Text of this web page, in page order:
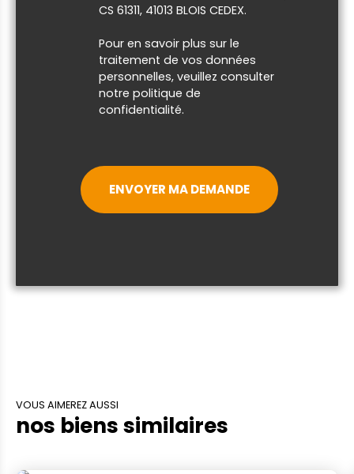
CS 61311, 41013 BLOIS CEDEX.
Pour en savoir plus sur le
traitement de vos données
personnelles, veuillez consulter
notre politique de
confidentialité.
ENVOYER MA DEMANDE
VOUS AIMEREZ AUSSI
nos biens similaires